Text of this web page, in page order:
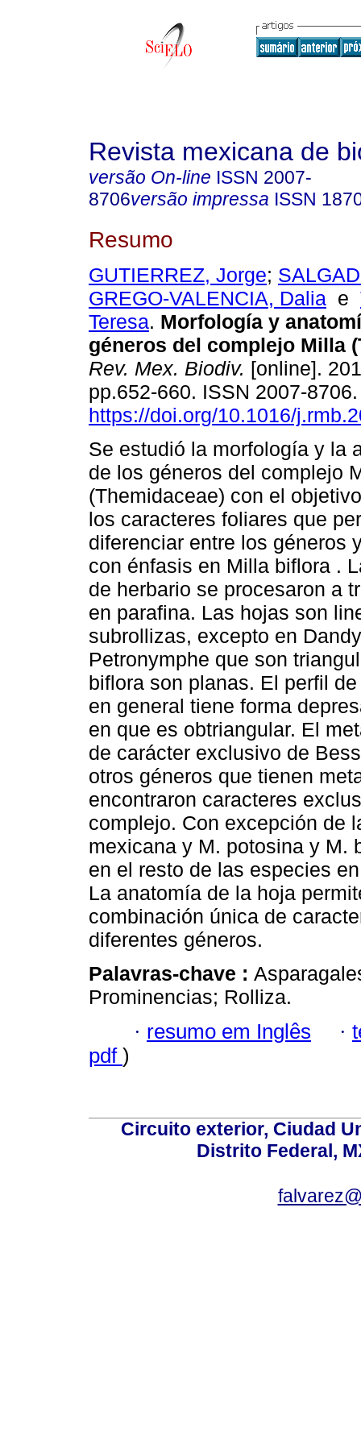
Revista mexicana de
versão On-line ISSN 2007-
8706versão impressa ISSN
Resumo
GUTIERREZ, Jorge;
GREGO-VALENCIA, Dalia e
Teresa. Morfología y
géneros del complejo Milla
Rev. Mex. Biodiv. [online].
pp.652-660. ISSN 2007-
https://doi.org/10.1016/
Se estudió la morfología y la
de los géneros del complejo
(Themidaceae) con el
los caracteres foliares que
diferenciar entre los géneros
con énfasis en Milla biflora .
de herbario se procesaron a
en parafina. Las hojas son
subrollizas, excepto en
Petronymphe que son
biflora son planas. El perfil
en general tiene forma
en que es obtriangular. El
de carácter exclusivo de
otros géneros que tienen
encontraron caracteres
complejo. Con excepción de
mexicana y M. potosina y M.
en el resto de las especies
La anatomía de la hoja
combinación única de
diferentes géneros.
Palavras-chave :
Prominencias; Rolliza.
· resumo em Inglês ·
pdf )
Circuito exterior, Ciudad
Distrito Federal,